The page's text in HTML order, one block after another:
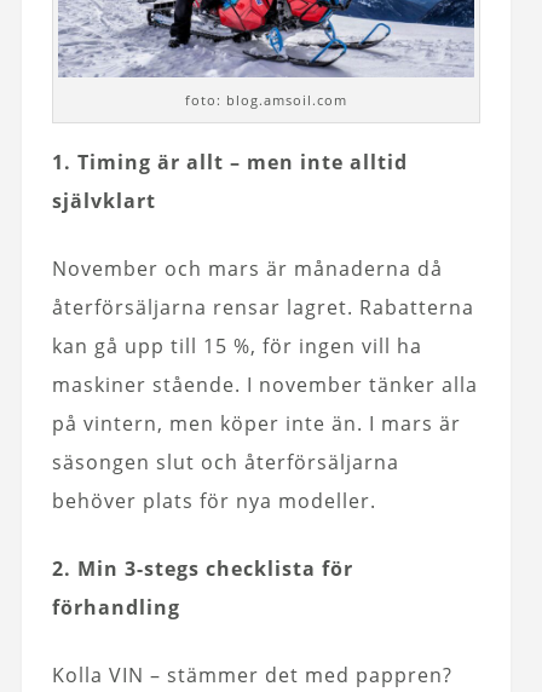
foto: blog.amsoil.com
1. Timing är allt – men inte alltid
självklart
November och mars är månaderna då
återförsäljarna rensar lagret. Rabatterna
kan gå upp till 15 %, för ingen vill ha
maskiner stående. I november tänker alla
på vintern, men köper inte än. I mars är
säsongen slut och återförsäljarna
behöver plats för nya modeller.
2. Min 3-stegs checklista för
förhandling
Kolla VIN – stämmer det med pappren?